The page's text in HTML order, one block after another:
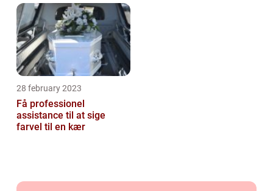
28 february 2023
Få professionel
assistance til at sige
farvel til en kær